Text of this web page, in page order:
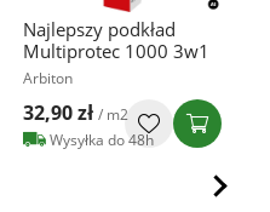
Najlepszy podkład
Multiprotec 1000 3w1
Arbiton
32,90 zł / m2
Wysyłka do 48h